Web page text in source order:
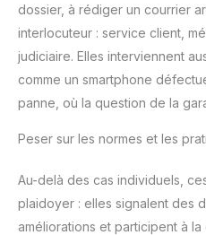
dossier, à rédiger un courrier
interlocuteur : service client,
judiciaire. Elles interviennent
comme un smartphone
panne, où la question de la
Peser sur les normes et les
Au-delà des cas individuels,
plaidoyer : elles signalent des
améliorations et participent à